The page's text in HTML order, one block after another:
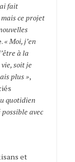
fait
ce projet
« Moi, j’en
à la
soit je
plus »,
quotidien
avec
et